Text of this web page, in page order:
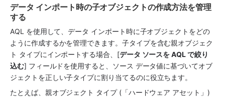
データ インポート時の子オブジェクトの作成方法を管理
する
AQL を使用して、データ インポート時に子オブジェクトをどの
ように作成するかを管理できます。子タイプを含む親オブジェク
ト タイプにインポートする場合、[データ ソースを AQL で絞り
込む] フィールドを使用すると、ソース データ値に基づいてオブ
ジェクトを正しい子タイプに割り当てるのに役立ちます。
たとえば、親オブジェクト タイプ (「ハードウェア アセット」)